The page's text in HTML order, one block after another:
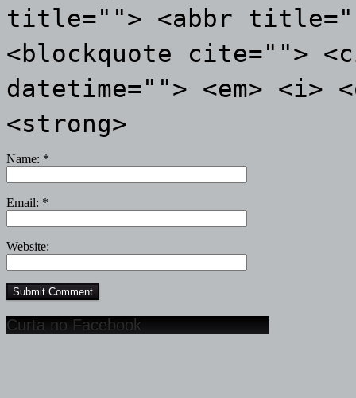
title=""> <abbr
<blockquote cite="">
datetime=""> <em> <i>
<strong>
Name: *
Email: *
Website:
Curta no Facebook